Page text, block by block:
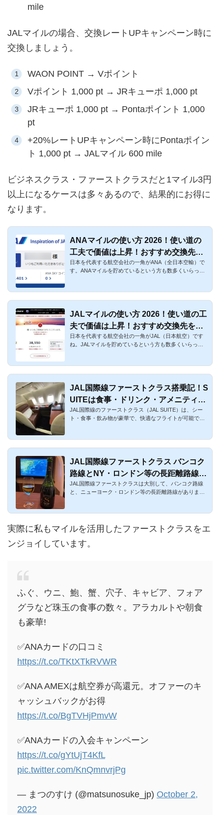
mile
JALマイルの場合、交換レートUPキャンペーン時に
交換しましょう。
WAON POINT → Vポイント
Vポイント 1,000 pt → JRキューポ 1,000 pt
JRキューポ 1,000 pt → Pontaポイント 1,000
pt
+20%レートUPキャンペーン時にPontaポイン
ト 1,000 pt → JALマイル 600 mile
ビジネスクラス・ファーストクラスだと1マイル3円
以上になるケースは多々あるので、結果的にお得に
なります。
ANAマイルの使い方 2026！使い道の
工夫で価値は上昇！おすすめ交換先を
解説
日本を代表する航空会社の一角がANA（全日本空輸）で
す。ANAマイルを貯めているという方も数多くいらっし
JALマイルの使い方 2026！使い道の工
夫で価値は上昇！おすすめ交換先を解
説
日本を代表する航空会社の一角がJAL（日本航空）です
ね。JALマイルを貯めているという方も数多くいらっし
JAL国際線ファーストクラス搭乗記！S
UITEは食事・ドリンク・アメニティが
充実
JAL国際線のファーストクラス（JAL SUITE）は、シー
ト・食事・飲み物が豪華で、快適なフライトが可能で
JAL国際線ファーストクラス バンコク
路線とNY・ロンドン等の長距離路線の
違いを比較！
JAL国際線ファーストクラスは大別して、バンコク路線
と、ニューヨーク・ロンドン等の長距離路線がありま
実際に私もマイルを活用したファーストクラスをエ
ンジョイしています。
ふぐ、ウニ、鮑、蟹、穴子、キャビア、フォア
グラなど珠玉の食事の数々。アラカルトや朝食
も豪華!
✅ANAカードの口コミ
https://t.co/TKtXTkRVWR
✅ANA AMEXは航空券が高還元。オファーのキ
ャッシュバックがお得
https://t.co/BgTVHjPmvW
✅ANAカードの入会キャンペーン
https://t.co/gYtUjT4KfL
pic.twitter.com/KnQmnvrjPg
— まつのすけ (@matsunosuke_jp) October 2,
2022